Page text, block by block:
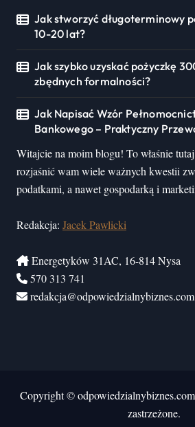
Jak stworzyć długoterminowy
10-20 lat?
Jak szybko uzyskać pożyczkę
zbędnych formalności?
Jak Napisać Wzór
Bankowego – Praktyczny
Witajcie na moim blogu! To właśnie
rozjaśnić wam wiele ważnych kwestii
podatkami, a nawet gospodarką i
Redakcja: Jacek Pawlicki
Energetyków 31AC, 16-814 Nysa
570 313 741
Copyright ©
zastrzeżone.